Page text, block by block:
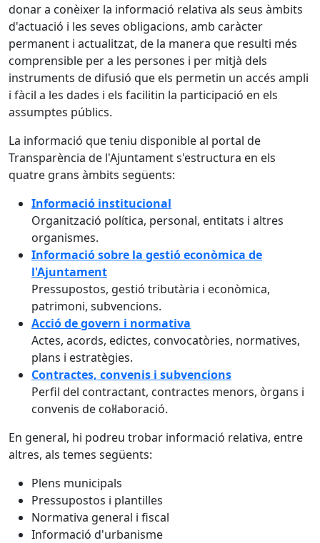
donar a conèixer la informació relativa als seus àmbits
d'actuació i les seves obligacions, amb caràcter
permanent i actualitzat, de la manera que resulti més
comprensible per a les persones i per mitjà dels
instruments de difusió que els permetin un accés ampli
i fàcil a les dades i els facilitin la participació en els
assumptes públics.
La informació que teniu disponible al portal de
Transparència de l'Ajuntament s'estructura en els
quatre grans àmbits següents:
Informació institucional
Organització política, personal, entitats i altres
organismes.
Informació sobre la gestió econòmica de
l'Ajuntament
Pressupostos, gestió tributària i econòmica,
patrimoni, subvencions.
Acció de govern i normativa
Actes, acords, edictes, convocatòries, normatives,
plans i estratègies.
Contractes, convenis i subvencions
Perfil del contractant, contractes menors, òrgans i
convenis de col·laboració.
En general, hi podreu trobar informació relativa, entre
altres, als temes següents:
Plens municipals
Pressupostos i plantilles
Normativa general i fiscal
Informació d'urbanisme